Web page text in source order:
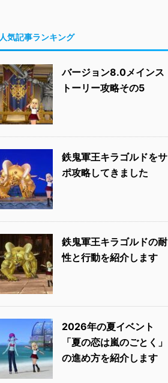
人気記事ランキング
バージョン8.0メインス
トーリー攻略その5
鉄鬼軍王キラゴルドをサ
ポ攻略してきました
鉄鬼軍王キラゴルドの耐
性と行動を紹介します
2026年の夏イベント
「夏の恋は嵐のごとく」
の進め方を紹介します